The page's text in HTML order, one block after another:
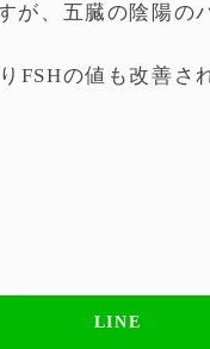
が、五臓の陰陽の
FSHの値も改善さ
LINE